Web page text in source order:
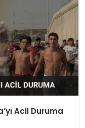
Acil Duruma